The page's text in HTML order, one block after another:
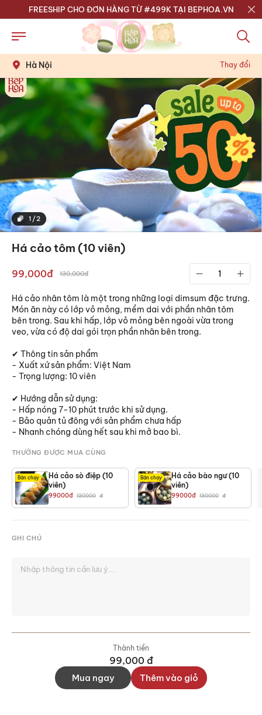
FREESHIP CHO ĐƠN HÀNG TỪ #499K TẠI BEPHOA.VN
Hà Nội Thay đổi
1 /2
Há cảo tôm (10 viên)
99,000đ 130,000đ
Há cảo nhân tôm là một trong những loại dimsum đặc trưng.
Món ăn này có lớp vỏ mỏng, mềm dai với phần nhân tôm
bên trong. Sau khi hấp, lớp vỏ mỏng bên ngoài vừa trong
veo, vừa có độ dai gói trọn phần nhân bên trong.
✔ Thông tin sản phẩm
- Xuất xứ sản phẩm: Việt Nam
- Trọng lượng: 10 viên
✔ Hướng dẫn sử dụng:
- Hấp nóng 7-10 phút trước khi sử dụng.
- Bảo quản tủ đông với sản phẩm chưa hấp
- Nhanh chóng dùng hết sau khi mở bao bì.
THƯỜNG ĐƯỢC MUA CÙNG
Bán chạy
Há cảo sò điệp (10
viên)
99000đ 130000 đ
Bán chạy
Há cảo bào ngư (10
viên)
99000đ 130000 đ
GHI CHÚ
Thành tiền
99,000đ
Mua ngay Thêm vào giỏ